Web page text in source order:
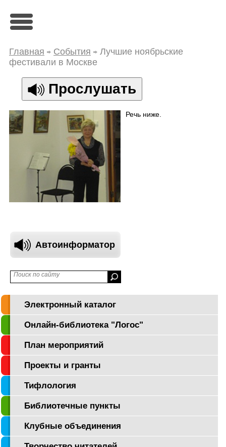
Главная События
Лучшие ноябрьские
фестивали в Москве
Прослушать
Речь ниже.
Автоинформатор
Электронный каталог
Онлайн-библиотека "Логос"
План мероприятий
Проекты и гранты
Тифлология
Библиотечные пункты
Клубные объединения